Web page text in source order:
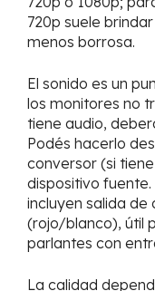
720p suele
menos borrosa.
El sonido es un
los monitores no
tiene audio,
Podés hacerlo
conversor (si
dispositivo
incluyen salida
(rojo/blanco), útil
parlantes con
La calidad